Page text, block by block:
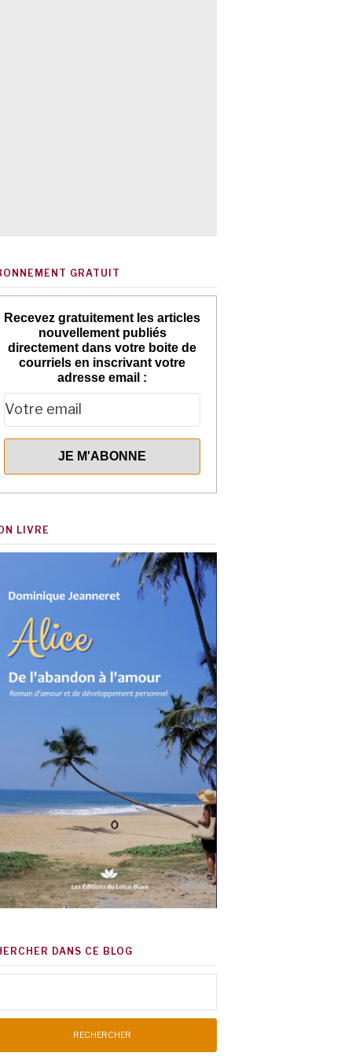
GRATUIT
Recevez gratuitement les articles
nouvellement publiés
directement dans votre boite de
courriels en inscrivant votre
adresse email :
LIVRE
DANS CE BLOG